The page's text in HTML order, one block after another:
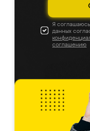
Я
данных
соглашению